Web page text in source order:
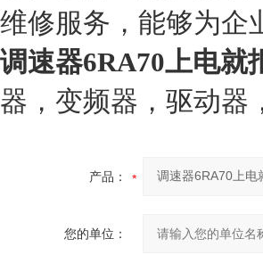
维修服务，能够为企
调速器6RA70上电就
器，变频器，驱动器
产品：
您的单位：